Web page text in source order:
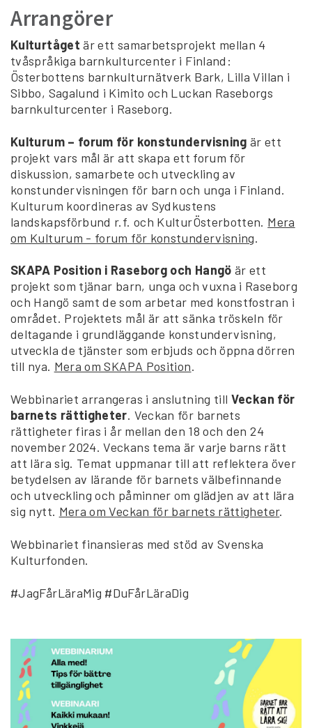
Arrangörer
Kulturtågetär ett samarbetsprojekt mellan 4
tvåspråkiga barnkulturcenter i Finland:
Österbottens barnkulturnätverk Bark, Lilla Villan i
Sibbo, Sagalund i Kimito och Luckan Raseborgs
barnkulturcenter i Raseborg.
Kulturum – forum för konstundervisning är ett
projekt vars mål är att skapa ett forum för
diskussion, samarbete och utveckling av
konstundervisningen för barn och unga i Finland.
Kulturum koordineras av Sydkustens
landskapsförbund r.f. och KulturÖsterbotten. Mera
om Kulturum - forum för konstundervisning.
SKAPA Position i Raseborg och Hangö är ett
projekt som tjänar barn, unga och vuxna i Raseborg
och Hangö samt de som arbetar med konstfostran i
området. Projektets mål är att sänka tröskeln för
deltagande i grundläggande konstundervisning,
utveckla de tjänster som erbjuds och öppna dörren
till nya. Mera om SKAPA Position.
Webbinariet arrangeras i anslutning till Veckan för
barnets rättigheter. Veckan för barnets
rättigheter firas i år mellan den 18 och den 24
november 2024. Veckans tema är varje barns rätt
att lära sig. Temat uppmanar till att reflektera över
betydelsen av lärande för barnets välbefinnande
och utveckling och påminner om glädjen av att lära
sig nytt. Mera om Veckan för barnets rättigheter.
Webbinariet finansieras med stöd av Svenska
Kulturfonden.
#JagFårLäraMig #DuFårLäraDig